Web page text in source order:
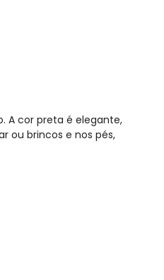
A cor preta é elegante,
ou brincos e nos pés,